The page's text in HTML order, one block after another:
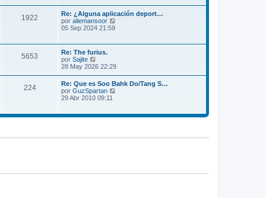
a
j
e
o
m
a
l
t
i
m
m
s
a
e
1922
Re: ¿Alguna aplicación deport…
por aliemansoor
m
o
m
a
j
05 Sep 2024 21:59
5653
Re: The furius.
por Sajite
e
ú
l
t
i
o
n
28 May 2026 22:29
224
Re: Que es Soo Bahk Do/Tang S…
por GuzSpartan
l
m
s
29 Abr 2010 09:11